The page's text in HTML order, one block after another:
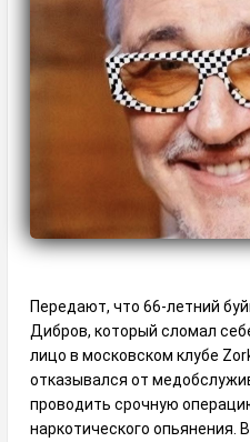
Передают, что 66-летний
Дибров, который сломал
лицо в московском клубе
отказывался от
проводить срочную
наркотического опьянения.